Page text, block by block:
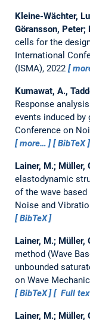
Kleine-Wächter,
Göransson, Peter;
cells for the
International
(ISMA), 2022
Kumawat, A.,
Response
events induced
Conference on
more…
BibTeX
Lainer, M.; Müller,
elastodynamic
of the wave based
Noise and
BibTeX
Lainer, M.; Müller,
method (Wave
unbounded
on Wave
BibTeX
Full
Lainer, M.; Müller,